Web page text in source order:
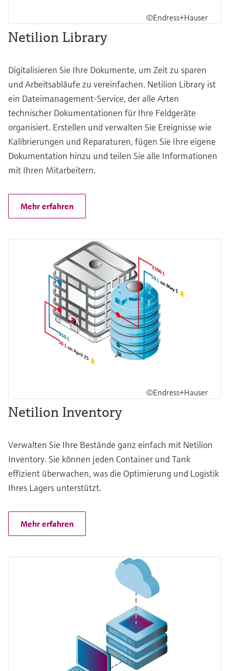
©Endress+Hauser
Netilion Library
Digitalisieren Sie Ihre Dokumente, um Zeit zu sparen
und Arbeitsabläufe zu vereinfachen. Netilion Library ist
ein Dateimanagement-Service, der alle Arten
technischer Dokumentationen für Ihre Feldgeräte
organisiert. Erstellen und verwalten Sie Ereignisse wie
Kalibrierungen und Reparaturen, fügen Sie Ihre eigene
Dokumentation hinzu und teilen Sie alle Informationen
mit Ihren Mitarbeitern.
Mehr erfahren
©Endress+Hauser
Netilion Inventory
Verwalten Sie Ihre Bestände ganz einfach mit Netilion
Inventory. Sie können jeden Container und Tank
effizient überwachen, was die Optimierung und Logistik
Ihres Lagers unterstützt.
Mehr erfahren